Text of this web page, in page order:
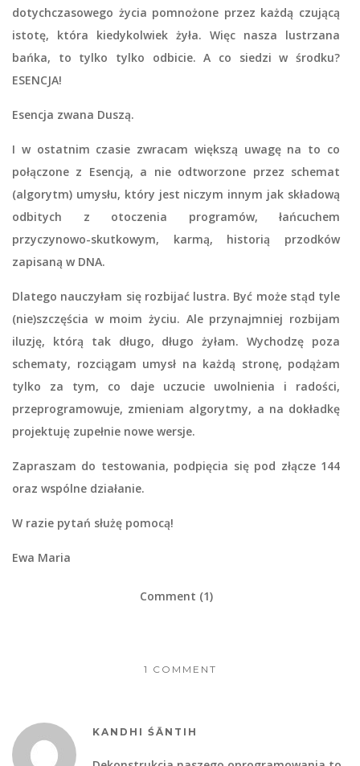
dotychczasowego życia pomnożone przez każdą czującą
istotę, która kiedykolwiek żyła. Więc nasza lustrzana
bańka, to tylko tylko odbicie. A co siedzi w środku?
ESENCJA!
Esencja zwana Duszą.
I w ostatnim czasie zwracam większą uwagę na to co
połączone z Esencją, a nie odtworzone przez schemat
(algorytm) umysłu, który jest niczym innym jak składową
odbitych z otoczenia programów, łańcuchem
przyczynowo-skutkowym, karmą, historią przodków
zapisaną w DNA.
Dlatego nauczyłam się rozbijać lustra. Być może stąd tyle
(nie)szczęścia w moim życiu. Ale przynajmniej rozbijam
iluzję, którą tak długo, długo żyłam. Wychodzę poza
schematy, rozciągam umysł na każdą stronę, podążam
tylko za tym, co daje uczucie uwolnienia i radości,
przeprogramowuje, zmieniam algorytmy, a na dokładkę
projektuję zupełnie nowe wersje.
Zapraszam do testowania, podpięcia się pod złącze 144
oraz wspólne działanie.
W razie pytań służę pomocą!
Ewa Maria
Comment (1)
1 COMMENT
KANDHI ŚĀNTIH